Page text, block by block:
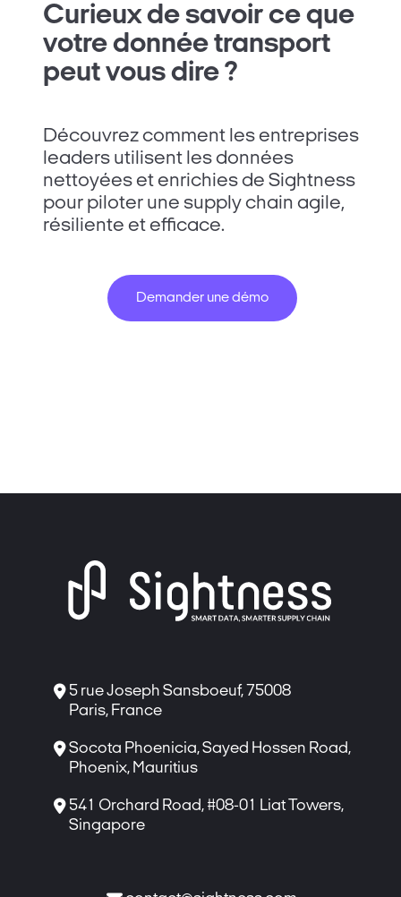
Curieux de savoir ce que
votre donnée transport
peut vous dire ?
Découvrez comment les entreprises
leaders utilisent les données
nettoyées et enrichies de Sightness
pour piloter une supply chain agile,
résiliente et efficace.
Demander une démo
 5 rue Joseph Sansboeuf, 75008
Paris, France
Socota Phoenicia, Sayed Hossen Road,
Phoenix, Mauritius
 541 Orchard Road, #08-01 Liat Towers,
Singapore